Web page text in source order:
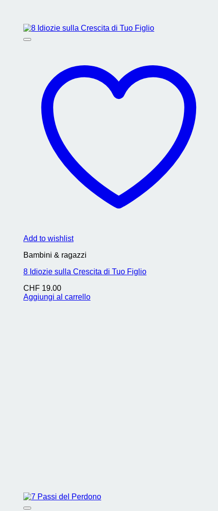
Add to wishlist
Bambini & ragazzi
8 Idiozie sulla Crescita di Tuo Figlio
CHF 19.00
Aggiungi al carrello